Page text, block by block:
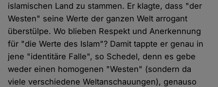
islamischen Land zu stammen. Er klagte, dass "der
Westen" seine Werte der ganzen Welt arrogant
überstülpe. Wo blieben Respekt und Anerkennung
für "die Werte des Islam"? Damit tappte er genau in
jene "identitäre Falle", so Schedel, denn es gebe
weder einen homogenen "Westen" (sondern da
viele verschiedene Weltanschauungen), genauso